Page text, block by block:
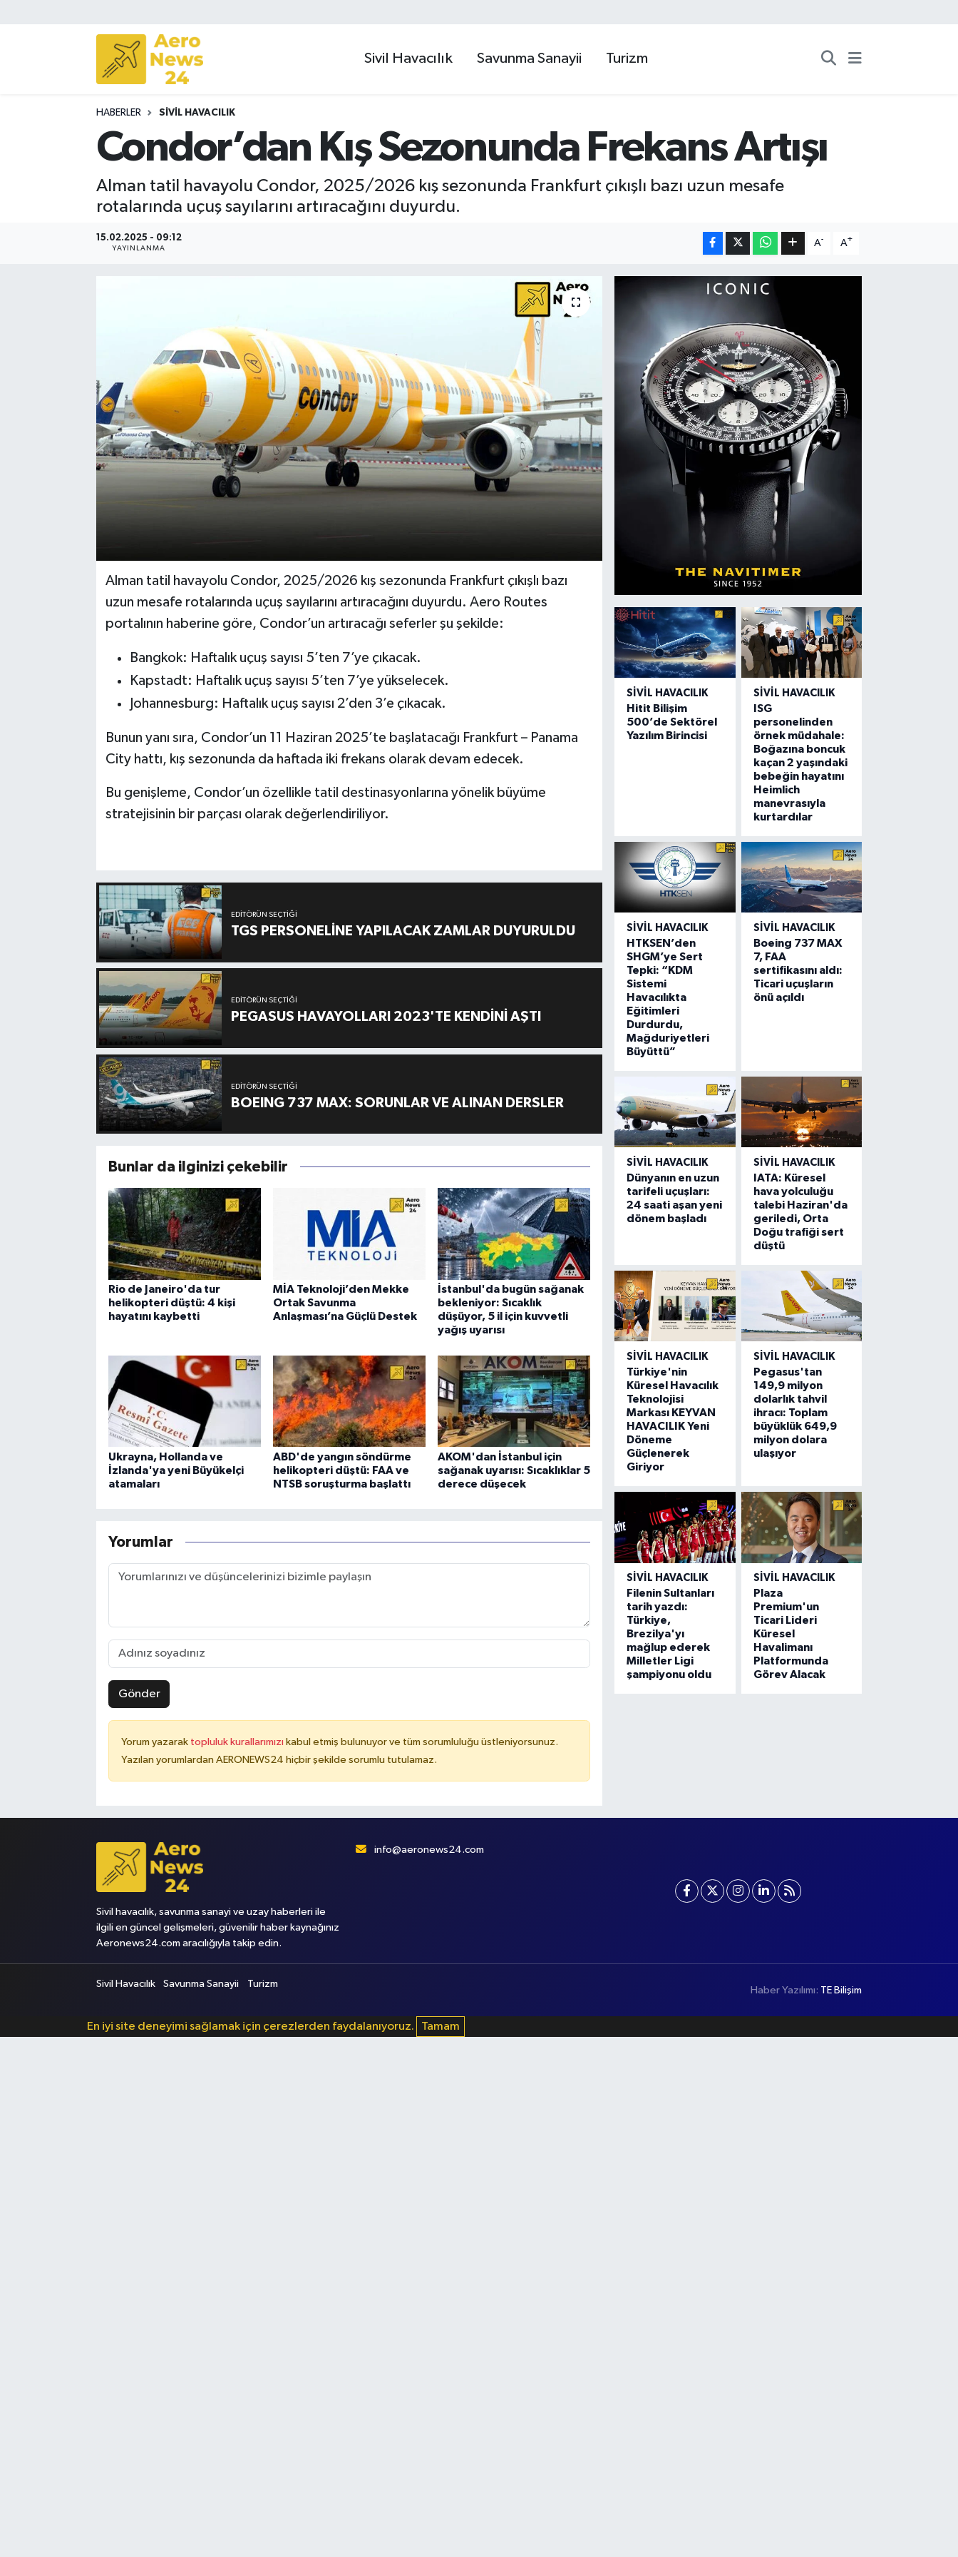
Sivil Havacılık Savunma Sanayii Turizm
HABERLER SIVIL HAVACILIK
Condor’dan Kış Sezonunda Frekans Artışı
Alman tatil havayolu Condor, 2025/2026 kış sezonunda Frankfurt çıkışlı bazı uzun mesafe
rotalarında uçuş sayılarını artıracağını duyurdu.
15.02.2025 - 09:12
YAYINLANMA
A- A+
Alman tatil havayolu Condor, 2025/2026 kış sezonunda Frankfurt çıkışlı bazı
uzun mesafe rotalarında uçuş sayılarını artıracağını duyurdu. Aero Routes
portalının haberine göre, Condor’un artıracağı seferler şu şekilde:
Bangkok: Haftalık uçuş sayısı 5’ten 7’ye çıkacak.
Kapstadt: Haftalık uçuş sayısı 5’ten 7’ye yükselecek.
Johannesburg: Haftalık uçuş sayısı 2’den 3’e çıkacak.
Bunun yanı sıra, Condor’un 11 Haziran 2025’te başlatacağı Frankfurt – Panama
City hattı, kış sezonunda da haftada iki frekans olarak devam edecek.
Bu genişleme, Condor’un özellikle tatil destinasyonlarına yönelik büyüme
stratejisinin bir parçası olarak değerlendiriliyor.
EDITÖRÜN SEÇTIĞI
TGS PERSONELİNE YAPILACAK ZAMLAR DUYURULDU
EDITÖRÜN SEÇTIĞI
PEGASUS HAVAYOLLARI 2023'TE KENDİNİ AŞTI
EDITÖRÜN SEÇTIĞI
BOEING 737 MAX: SORUNLAR VE ALINAN DERSLER
Bunlar da ilginizi çekebilir
Rio de Janeiro'da tur
helikopteri düştü: 4 kişi
hayatını kaybetti
MİA Teknoloji’den Mekke
Ortak Savunma
Anlaşması’na Güçlü Destek
İstanbul'da bugün sağanak
bekleniyor: Sıcaklık
düşüyor, 5 il için kuvvetli
yağış uyarısı
Ukrayna, Hollanda ve
İzlanda'ya yeni Büyükelçi
atamaları
ABD'de yangın söndürme
helikopteri düştü: FAA ve
NTSB soruşturma başlattı
AKOM'dan İstanbul için
sağanak uyarısı: Sıcaklıklar 5
derece düşecek
Yorumlar
Gönder
Yorum yazarak topluluk kurallarımızı kabul etmiş bulunuyor ve tüm sorumluluğu üstleniyorsunuz.
Yazılan yorumlardan AERONEWS24 hiçbir şekilde sorumlu tutulamaz.
SIVIL HAVACILIK
Hitit Bilişim
500’de Sektörel
Yazılım Birincisi
SIVIL HAVACILIK
ISG
personelinden
örnek müdahale:
Boğazına boncuk
kaçan 2 yaşındaki
bebeğin hayatını
Heimlich
manevrasıyla
kurtardılar
SIVIL HAVACILIK
HTKSEN’den
SHGM’ye Sert
Tepki: “KDM
Sistemi
Havacılıkta
Eğitimleri
Durdurdu,
Mağduriyetleri
Büyüttü”
SIVIL HAVACILIK
Boeing 737 MAX
7, FAA
sertifikasını aldı:
Ticari uçuşların
önü açıldı
SIVIL HAVACILIK
Dünyanın en uzun
tarifeli uçuşları:
24 saati aşan yeni
dönem başladı
SIVIL HAVACILIK
IATA: Küresel
hava yolculuğu
talebi Haziran'da
geriledi, Orta
Doğu trafiği sert
düştü
SIVIL HAVACILIK
Türkiye'nin
Küresel Havacılık
Teknolojisi
Markası KEYVAN
HAVACILIK Yeni
Döneme
Güçlenerek
Giriyor
SIVIL HAVACILIK
Pegasus'tan
149,9 milyon
dolarlık tahvil
ihracı: Toplam
büyüklük 649,9
milyon dolara
ulaşıyor
SIVIL HAVACILIK
Filenin Sultanları
tarih yazdı:
Türkiye,
Brezilya'yı
mağlup ederek
Milletler Ligi
şampiyonu oldu
SIVIL HAVACILIK
Plaza
Premium'un
Ticari Lideri
Küresel
Havalimanı
Platformunda
Görev Alacak
Sivil havacılık, savunma sanayi ve uzay haberleri ile
ilgili en güncel gelişmeleri, güvenilir haber kaynağınız
Aeronews24.com aracılığıyla takip edin.
info@aeronews24.com
Sivil Havacılık Savunma Sanayii Turizm
Haber Yazılımı: TE Bilişim
En iyi site deneyimi sağlamak için çerezlerden faydalanıyoruz. Tamam
Sivil Havacılık